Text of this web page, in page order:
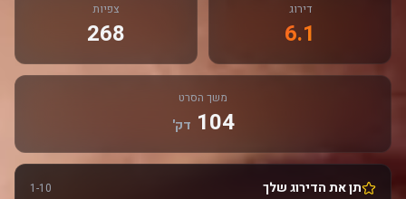
דירוג
6.1
צפיות
268
משך הסרט
104 דק'
תן את הדירוג שלך 1-10